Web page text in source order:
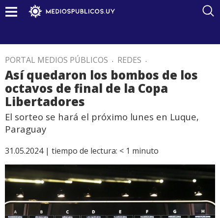
PORTAL MEDIOS PÚBLICOS . REDES .
Así quedaron los bombos de los
octavos de final de la Copa
Libertadores
El sorteo se hará el próximo lunes en Luque,
Paraguay
31.05.2024 | tiempo de lectura: < 1 minuto